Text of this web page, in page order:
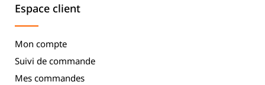
Espace client
Mon compte
Suivi de commande
Mes commandes